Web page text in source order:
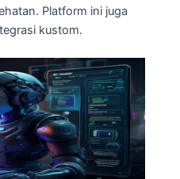
Platform ini juga
kustom.